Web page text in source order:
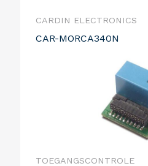
CARDIN ELECTRONICS
CAR-MORCA340N
TOEGANGSCONTROLE